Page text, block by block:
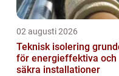
02 augusti 2026
Teknisk isolering grunden
för energieffektiva och
säkra installationer